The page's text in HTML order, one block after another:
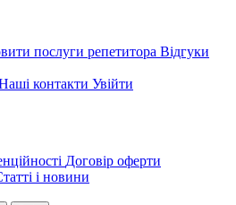
послуги репетитора Відгуки
контакти Увійти
Договір оферти
і новини